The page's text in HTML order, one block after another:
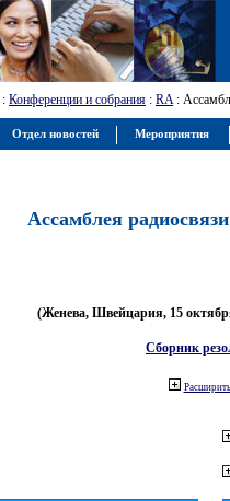
: Конференции и собрания : RA:
Ассамблея
(Женева, Швейцария, 15
Сборник
Отдел новостей Мероприятия